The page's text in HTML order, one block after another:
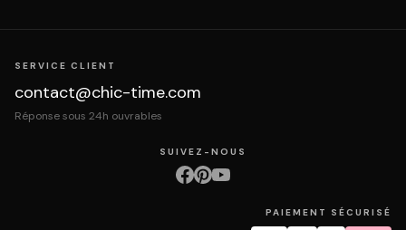
SERVICE CLIENT
contact@chic-time.com
Réponse sous 24h ouvrables
SUIVEZ-NOUS
PAIEMENT SÉCURISÉ